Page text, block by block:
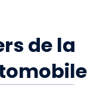
de la